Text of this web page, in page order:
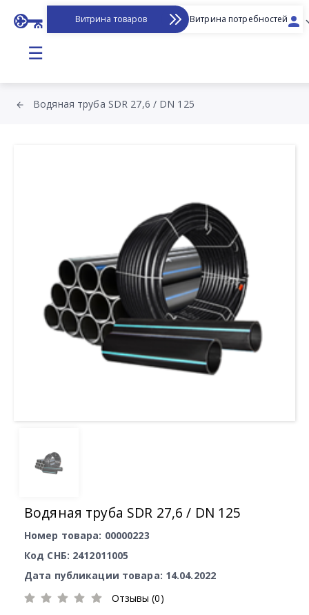
Витрина товаров Витрина потребностей
☰
Водяная труба SDR 27,6 / DN 125
Водяная труба SDR 27,6 / DN 125
Номер товара: 00000223
Код СНБ: 2412011005
Дата публикации товара: 14.04.2022
Отзывы (0)